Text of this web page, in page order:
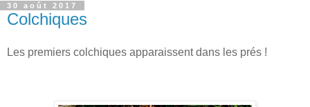
30 août 2017
Colchiques
Les premiers colchiques apparaissent dans les prés !